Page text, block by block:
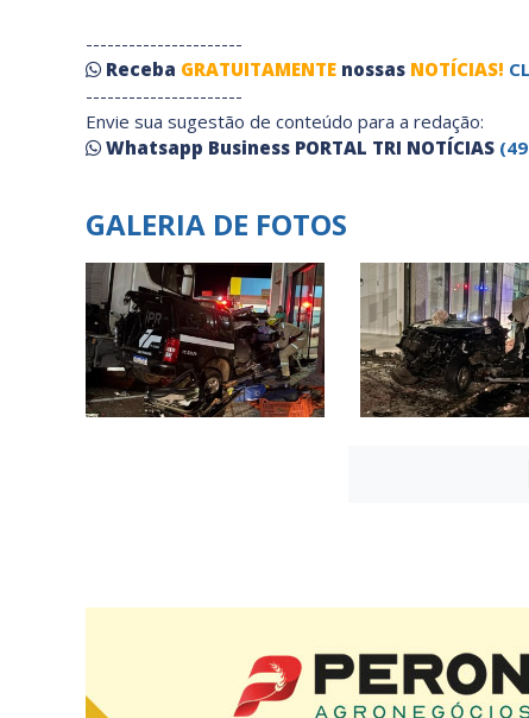
----------------------
Receba GRATUITAMENTE nossas NOTÍCIAS!
----------------------
Envie sua sugestão de conteúdo para a redação:
Whatsapp Business PORTAL TRI NOTÍCIAS
GALERIA DE FOTOS